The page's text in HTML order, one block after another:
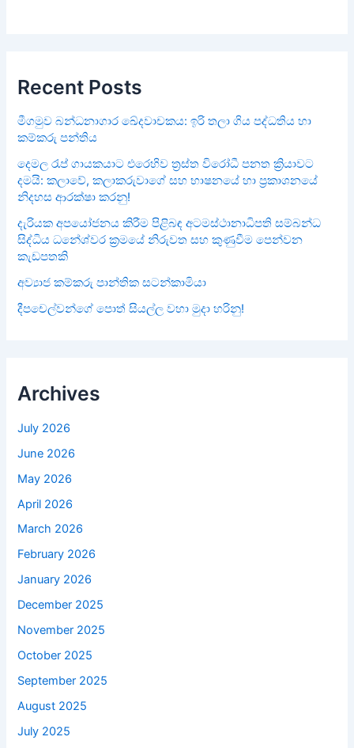
Recent Posts
මීගමුව බන්ධනාගාර ඛේදවාචකය: ඉරි තලා ගිය පද්ධතිය හා
කම්කරු පන්තිය
දෙමල රැප් ගායකයාට එරෙහිව ත්‍රස්ත විරෝධී පනත ක්‍රියාවට
දමයි: කලාවේ, කලාකරුවාගේ සහ භාෂනයේ හා ප්‍රකාශනයේ
නිදහස ආරක්ෂා කරනු!
දැරියක අපයෝජනය කිරීම පිළිබඳ අටමස්ථානාධිපති සම්බන්ධ
සිද්ධිය ධනේශ්වර ක්‍රමයේ නිරුවත සහ කුණුවීම පෙන්වන
කැඩපතකි
අව්‍යාජ කම්කරු පාන්තික සටන්කාමියා
දීපචෙල්වන්ගේ පොත් සියල්ල වහා මුදා හරිනු!
Archives
July 2026
June 2026
May 2026
April 2026
March 2026
February 2026
January 2026
December 2025
November 2025
October 2025
September 2025
August 2025
July 2025